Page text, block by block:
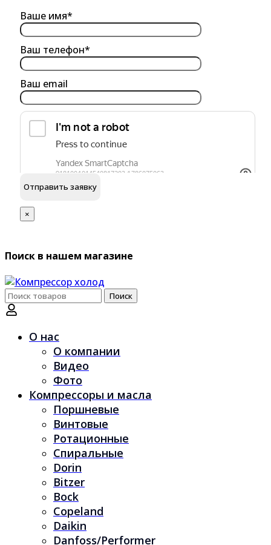
Ваше имя*
Ваш телефон*
Ваш email
Я согласен наобработку персональных данных
×
Поиск в нашем магазине
Поиск
по:
Поиск
О нас
О компании
Видео
Фото
Компрессоры и масла
Поршневые
Винтовые
Ротационные
Спиральные
Dorin
Bitzer
Bock
Copeland
Daikin
Danfoss/Performer